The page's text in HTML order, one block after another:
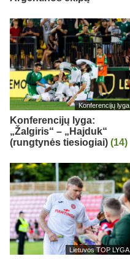
Konferencijų lyga
Konferencijų lyga:
„Žalgiris“ – „Hajduk“
(rungtynės tiesiogiai) (14)
Lietuvos TOP LYGA